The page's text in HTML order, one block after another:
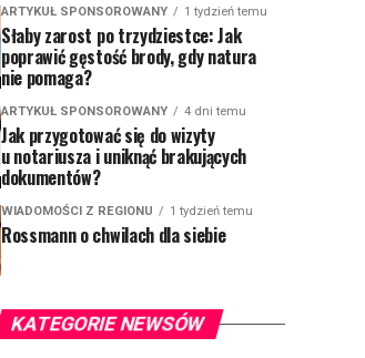
ARTYKUŁ SPONSOROWANY 1 tydzień temu
Słaby zarost po trzydziestce: Jak
poprawić gęstość brody, gdy natura
nie pomaga?
ARTYKUŁ SPONSOROWANY 4 dni temu
Jak przygotować się do wizyty
u notariusza i uniknąć brakujących
dokumentów?
WIADOMOŚCI Z REGIONU 1 tydzień temu
Rossmann o chwilach dla siebie
KATEGORIE NEWSÓW